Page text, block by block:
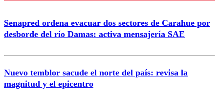
Senapred ordena evacuar dos sectores de Carahue por
desborde del río Damas: activa mensajería SAE
Nuevo temblor sacude el norte del país: revisa la
magnitud y el epicentro